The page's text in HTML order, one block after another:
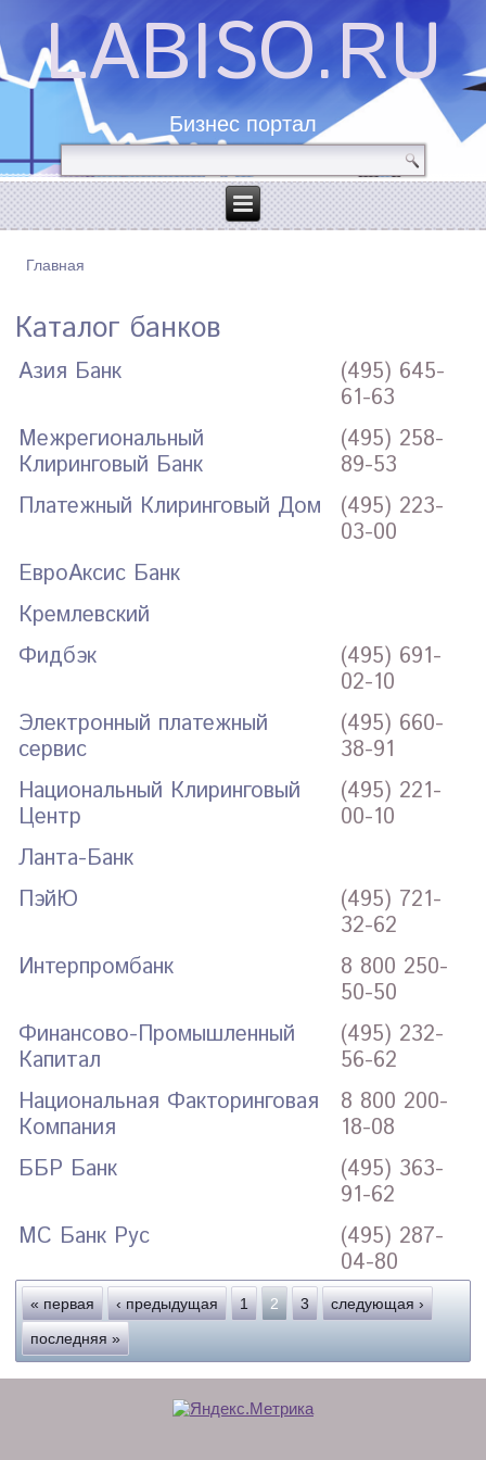
LABISO.RU
Бизнес портал
ВЫ ЗДЕСЬ
Главная
Каталог банков
Азия Банк
(495) 645-
61-63
Межрегиональный
Клиринговый Банк
(495) 258-
89-53
Платежный Клиринговый Дом
(495) 223-
03-00
ЕвроАксис Банк
Кремлевский
Фидбэк
(495) 691-
02-10
Электронный платежный
сервис
(495) 660-
38-91
Национальный Клиринговый
Центр
(495) 221-
00-10
Ланта-Банк
ПэйЮ
(495) 721-
32-62
Интерпромбанк
8 800 250-
50-50
Финансово-Промышленный
Капитал
(495) 232-
56-62
Национальная Факторинговая
Компания
8 800 200-
18-08
ББР Банк
(495) 363-
91-62
МС Банк Рус
(495) 287-
04-80
Страницы
« первая ‹ предыдущая 1 2 3
следующая ›
последняя »